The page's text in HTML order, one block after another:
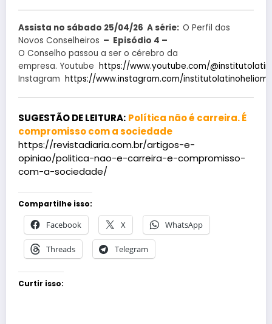
Assista no sábado 25/04/26 A série: O Perfil dos
Novos Conselheiros – Episódio 4 –
O Conselho passou a ser o cérebro da
empresa. Youtube https://www.youtube.com/
Instagram https://www.instagram.com/
SUGESTÃO DE LEITURA: Política não é carreira. É
compromisso com a sociedade
https://revistadiaria.com.br/artigos-e-
opiniao/politica-nao-e-carreira-e-compromisso-
com-a-sociedade/
Compartilhe isso:
Facebook X WhatsApp
Threads Telegram
Curtir isso: